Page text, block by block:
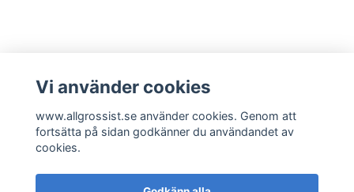
Läs mer
Vi använder cookies
www.allgrossist.se använder cookies. Genom att
fortsätta på sidan godkänner du användandet av
cookies.